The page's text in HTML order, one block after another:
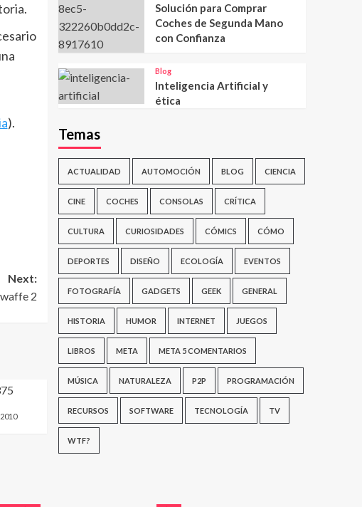
).
Next:
2
Solución para Comprar
Coches de Segunda Mano
con Confianza
Blog
Inteligencia Artificial y
ética
Temas
ACTUALIDAD AUTOMOCIÓN BLOG CIENCIA
CINE COCHES CONSOLAS CRÍTICA
CULTURA CURIOSIDADES CÓMICS CÓMO
DEPORTES DISEÑO ECOLOGÍA EVENTOS
FOTOGRAFÍA GADGETS GEEK GENERAL
HISTORIA HUMOR INTERNET JUEGOS
LIBROS META META 5 COMENTARIOS
MÚSICA NATURALEZA P2P PROGRAMACIÓN
RECURSOS SOFTWARE TECNOLOGÍA TV
WTF?